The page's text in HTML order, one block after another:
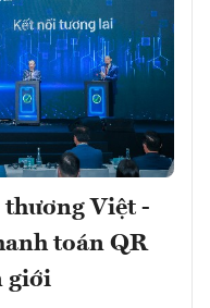
Việt -
toán QR
giới